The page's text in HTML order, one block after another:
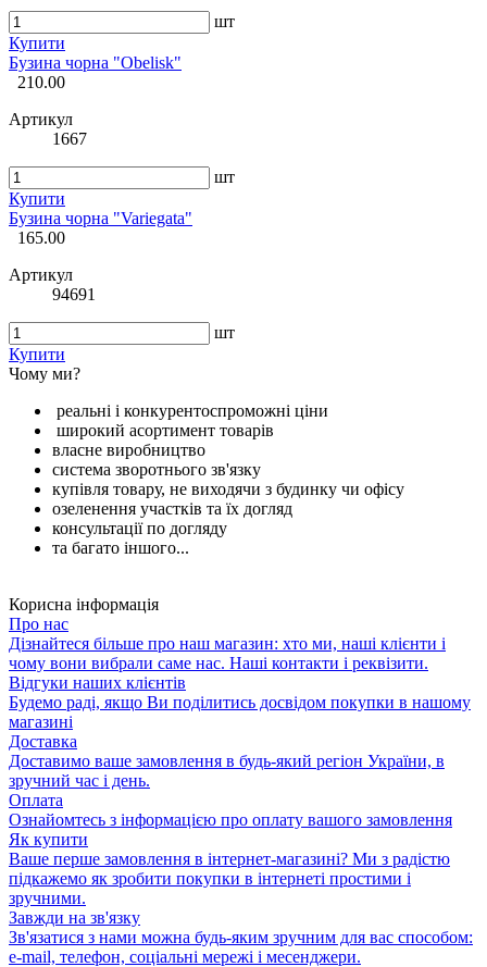
шт
Купити
Бузина чорна "Obelisk"
210.00
Артикул
1667
шт
Купити
Бузина чорна "Variegata"
165.00
Артикул
94691
шт
Купити
Чому ми?
реальні і конкурентоспроможні ціни
широкий асортимент товарів
власне виробництво
система зворотнього зв'язку
купівля товару, не виходячи з будинку чи офісу
озеленення участків та їх догляд
консультації по догляду
та багато іншого...
Корисна інформація
Про нас
Дізнайтеся більше про наш магазин: хто ми, наші клієнти і
чому вони вибрали саме нас. Наші контакти і реквізити.
Відгуки наших клієнтів
Будемо раді, якщо Ви поділитись досвідом покупки в нашому
магазині
Доставка
Доставимо ваше замовлення в будь-який регіон України, в
зручний час і день.
Оплата
Ознайомтесь з інформацією про оплату вашого замовлення
Як купити
Ваше перше замовлення в інтернет-магазині? Ми з радістю
підкажемо як зробити покупки в інтернеті простими і
зручними.
Завжди на зв'язку
Зв'язатися з нами можна будь-яким зручним для вас способом:
e-mail, телефон, соціальні мережі і месенджери.